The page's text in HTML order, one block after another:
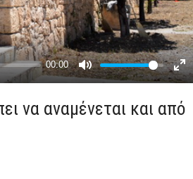
να αναμένεται και από